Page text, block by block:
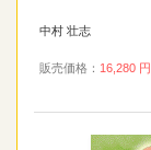
中村 壮志
販売価格： 16,280 円